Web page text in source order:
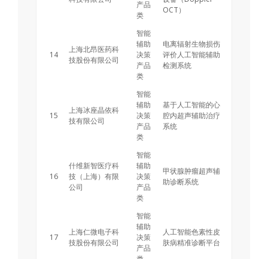
产品
类
OCT）
14
上海北昂医药科
技股份有限公司
智能
辅助
决策
产品
类
电离辐射生物损伤
评价人工智能辅助
检测系统
15
上海冰座晶依科
技有限公司
智能
辅助
决策
产品
类
基于人工智能的心
腔内超声辅助治疗
系统
16
什维新智医疗科
技（上海）有限
公司
智能
辅助
决策
产品
类
甲状腺肿瘤超声辅
助诊断系统
17
上海仁微电子科
技股份有限公司
智能
辅助
决策
产品
人工智能色素性皮
肤病精准诊断平台